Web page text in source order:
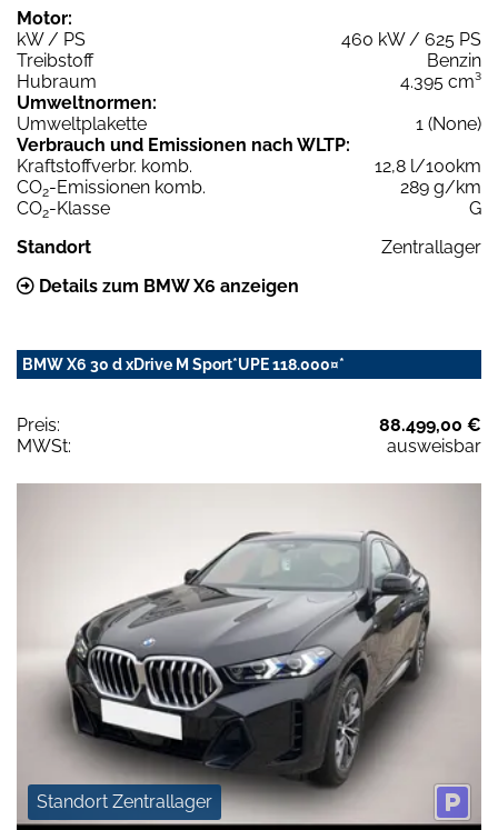
Motor:
kW / PS
460 kW / 625 PS
Treibstoff
Benzin
Hubraum
4.395 cm³
Umweltnormen:
Umweltplakette
1 (None)
Verbrauch und Emissionen nach WLTP:
Kraftstoffverbr. komb.
12,8 l/100km
CO2-Emissionen komb.
289 g/km
CO2-Klasse
G
Standort
Zentrallager
Details zum BMW X6 anzeigen
BMW X6 30 d xDrive M Sport*UPE 118.000¤*
Preis:
88.499,00 €
MWSt:
ausweisbar
Standort Zentrallager